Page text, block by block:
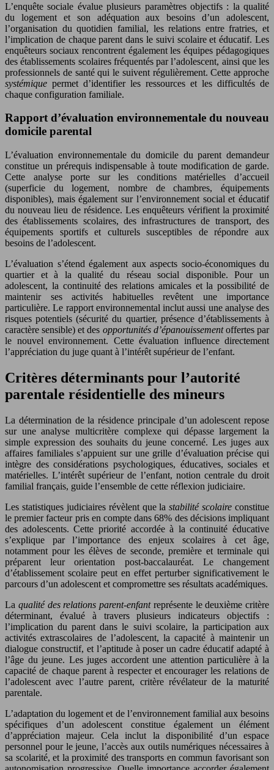
L’enquête sociale évalue plusieurs paramètres objectifs : la qualité
du logement et son adéquation aux besoins d’un adolescent,
l’organisation du quotidien familial, les relations entre fratries, et
l’implication de chaque parent dans le suivi scolaire et éducatif. Les
enquêteurs sociaux rencontrent également les équipes pédagogiques
des établissements scolaires fréquentés par l’adolescent, ainsi que les
professionnels de santé qui le suivent régulièrement. Cette approche
systémique permet d’identifier les ressources et les difficultés de
chaque configuration familiale.
Rapport d’évaluation environnementale du nouveau
domicile parental
L’évaluation environnementale du domicile du parent demandeur
constitue un prérequis indispensable à toute modification de garde.
Cette analyse porte sur les conditions matérielles d’accueil
(superficie du logement, nombre de chambres, équipements
disponibles), mais également sur l’environnement social et éducatif
du nouveau lieu de résidence. Les enquêteurs vérifient la proximité
des établissements scolaires, des infrastructures de transport, des
équipements sportifs et culturels susceptibles de répondre aux
besoins de l’adolescent.
L’évaluation s’étend également aux aspects socio-économiques du
quartier et à la qualité du réseau social disponible. Pour un
adolescent, la continuité des relations amicales et la possibilité de
maintenir ses activités habituelles revêtent une importance
particulière. Le rapport environnemental inclut aussi une analyse des
risques potentiels (sécurité du quartier, présence d’établissements à
caractère sensible) et des opportunités d’épanouissementoffertes par
le nouvel environnement. Cette évaluation influence directement
l’appréciation du juge quant à l’intérêt supérieur de l’enfant.
Critères déterminants pour l’autorité
parentale résidentielle des mineurs
La détermination de la résidence principale d’un adolescent repose
sur une analyse multicritère complexe qui dépasse largement la
simple expression des souhaits du jeune concerné. Les juges aux
affaires familiales s’appuient sur une grille d’évaluation précise qui
intègre des considérations psychologiques, éducatives, sociales et
matérielles. L’intérêt supérieur de l’enfant, notion centrale du droit
familial français, guide l’ensemble de cette réflexion judiciaire.
Les statistiques judiciaires révèlent que lastabilité scolaire constitue
le premier facteur pris en compte dans 68% des décisions impliquant
des adolescents. Cette priorité accordée à la continuité éducative
s’explique par l’importance des enjeux scolaires à cet âge,
notamment pour les élèves de seconde, première et terminale qui
préparent leur orientation post-baccalauréat. Le changement
d’établissement scolaire peut en effet perturber significativement le
parcours d’un adolescent et compromettre ses résultats académiques.
La qualité des relations parent-enfant représente le deuxième critère
déterminant, évalué à travers plusieurs indicateurs objectifs :
l’implication du parent dans le suivi scolaire, la participation aux
activités extrascolaires de l’adolescent, la capacité à maintenir un
dialogue constructif, et l’aptitude à poser un cadre éducatif adapté à
l’âge du jeune. Les juges accordent une attention particulière à la
capacité de chaque parent à respecter et encourager les relations de
l’adolescent avec l’autre parent, critère révélateur de la maturité
parentale.
L’adaptation du logement et de l’environnement familial aux besoins
spécifiques d’un adolescent constitue également un élément
d’appréciation majeur. Cela inclut la disponibilité d’un espace
personnel pour le jeune, l’accès aux outils numériques nécessaires à
sa scolarité, et la proximité des transports en commun favorisant son